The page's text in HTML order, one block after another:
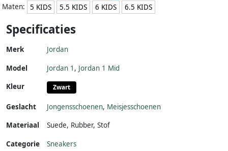
Maten:
5 KIDS 5.5 KIDS 6 KIDS 6.5 KIDS
Specificaties
Merk Jordan
Model Jordan 1 , Jordan 1 Mid
Kleur
Zwart
Geslacht Jongensschoenen, Meisjesschoenen
Materiaal
Suede, Rubber, Stof
Categorie Sneakers